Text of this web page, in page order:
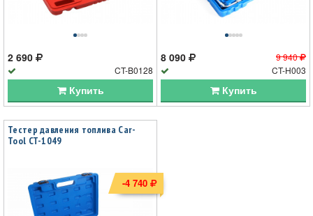
2 690
CT-B0128
Купить
9 940
8 090
CT-H003
Купить
Тестер давления топлива Car-
Tool CT-1049
-4 740